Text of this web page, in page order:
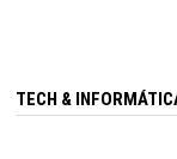
TECH &